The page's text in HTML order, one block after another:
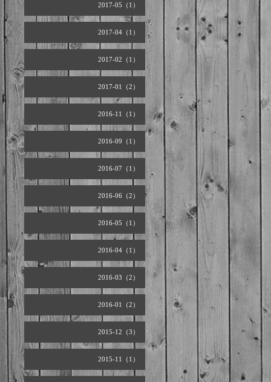
2017-05（1）
2017-04（1）
2017-02（1）
2017-01（2）
2016-11（1）
2016-09（1）
2016-07（1）
2016-06（2）
2016-05（1）
2016-04（1）
2016-03（2）
2016-01（2）
2015-12（3）
2015-11（1）